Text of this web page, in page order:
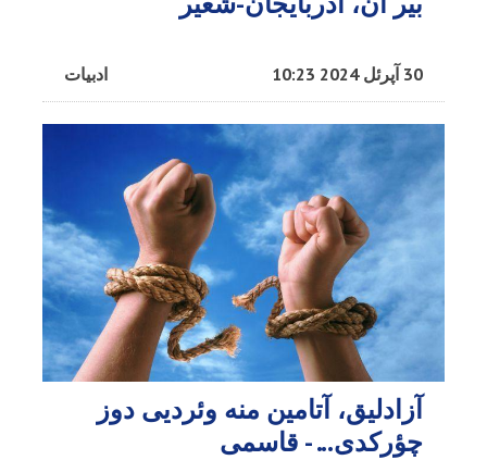
ادبیات 30 آپرئل 2024 10:23
آزادلیق، آتامین منه وئردیی دوز
چؤرکدی... - قاسمی